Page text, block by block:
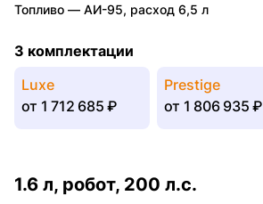
Топливо — АИ-95, расход 6,5 л
3 комплектации
Luxe
от 1 712 685 ₽
Prestige
от 1 806 935 ₽
1.6 л, робот, 200 л.с.